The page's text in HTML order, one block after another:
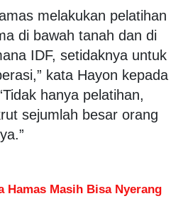
melakukan pelatihan
di bawah tanah dan di
IDF, setidaknya untuk
kata Hayon kepada
hanya pelatihan,
sejumlah besar orang
Hamas Masih Bisa Nyerang